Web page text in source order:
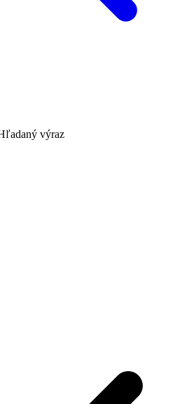
výraz